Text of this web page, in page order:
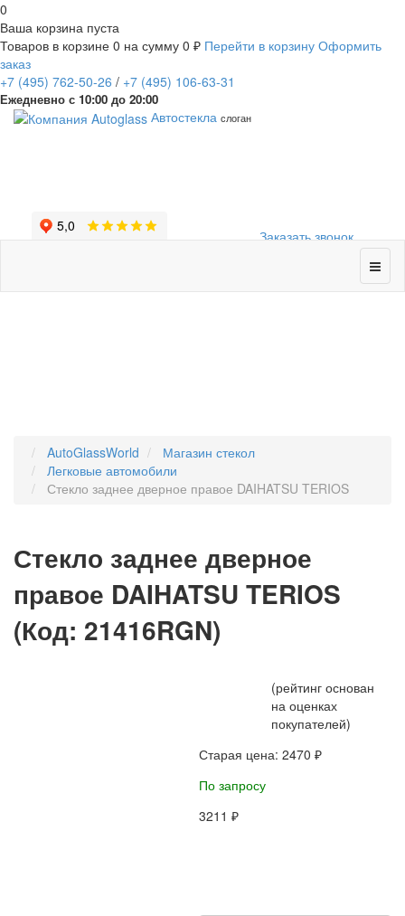
0
Ваша корзина пуста
Товаров в корзине 0 на сумму 0 ₽ Перейти в корзину Оформить
заказ
+7 (495) 762-50-26 / +7 (495) 106-63-31
Ежедневно с 10:00 до 20:00
Заказать звонок
Автостекла слоган
AutoGlassWorld
Магазин стекол
Легковые автомобили
Стекло заднее дверное правое DAIHATSU TERIOS
Стекло заднее дверное
правое DAIHATSU TERIOS
(Код: 21416RGN)
(рейтинг основан
на оценках
покупателей)
Старая цена: 2470 ₽
По запросу
3211 ₽